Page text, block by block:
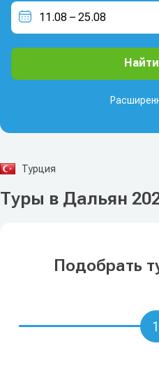
Турция
Туры в Дальян
Подобрать
1